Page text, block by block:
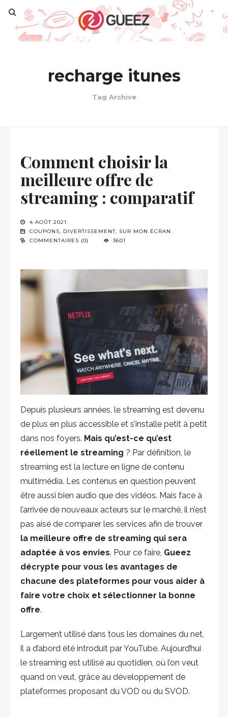
recharge itunes
Tag Archive
Comment choisir la
meilleure offre de
streaming : comparatif
4 AOÛT 2021
COUPONS, DIVERTISSEMENT, SUR MON ÉCRAN
COMMENTAIRES (0)
3601
Depuis plusieurs années, le streaming est devenu
de plus en plus accessible et s’installe petit à petit
dans nos foyers. Mais qu’est-ce qu’est
réellement le streaming ? Par définition, le
streaming est la lecture en ligne de contenu
multimédia. Les contenus en question peuvent
être aussi bien audio que des vidéos. Mais face à
l’arrivée de nouveaux acteurs sur le marché, il n’est
pas aisé de comparer les services afin de trouver
la meilleure offre de streaming qui sera
adaptée à vos envies. Pour ce faire, Gueez
décrypte pour vous les avantages de
chacune des plateformes pour vous aider à
faire votre choix et sélectionner la bonne
offre.
Largement utilisé dans tous les domaines du net,
il a d’abord été introduit par YouTube. Aujourd’hui
le streaming est utilisé au quotidien, où l’on veut
quand on veut, grâce au développement de
plateformes proposant du VOD ou du SVOD.